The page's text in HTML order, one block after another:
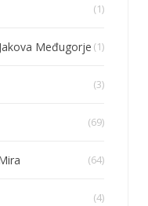
(1)
Međugorje (1)
(3)
(69)
(64)
(4)